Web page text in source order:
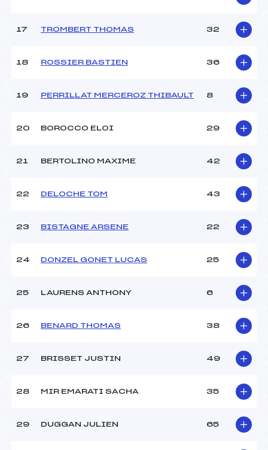
17 TROMBERT THOMAS 32
18 ROSSIER BASTIEN 36
19 PERRILLAT MERCEROZ THIBAULT 8
20 BOROCCO ELOI 29
21 BERTOLINO MAXIME 42
22 DELOCHE TOM 43
23 BISTAGNE ARSENE 22
24 DONZEL GONET LUCAS 25
25 LAURENS ANTHONY 6
26 BENARD THOMAS 38
27 BRISSET JUSTIN 49
28 MIR EMARATI SACHA 35
29 DUGGAN JULIEN 65